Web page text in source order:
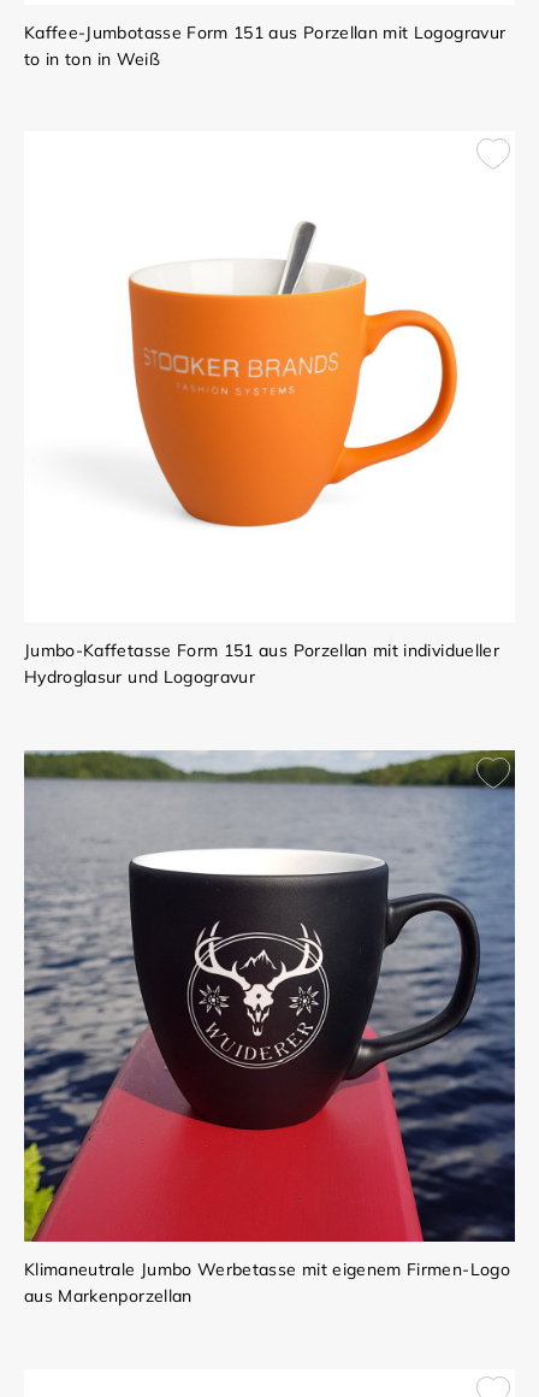
Kaffee-Jumbotasse Form 151 aus Porzellan mit Logogravur
to in ton in Weiß
Jumbo-Kaffetasse Form 151 aus Porzellan mit individueller
Hydroglasur und Logogravur
Klimaneutrale Jumbo Werbetasse mit eigenem Firmen-Logo
aus Markenporzellan